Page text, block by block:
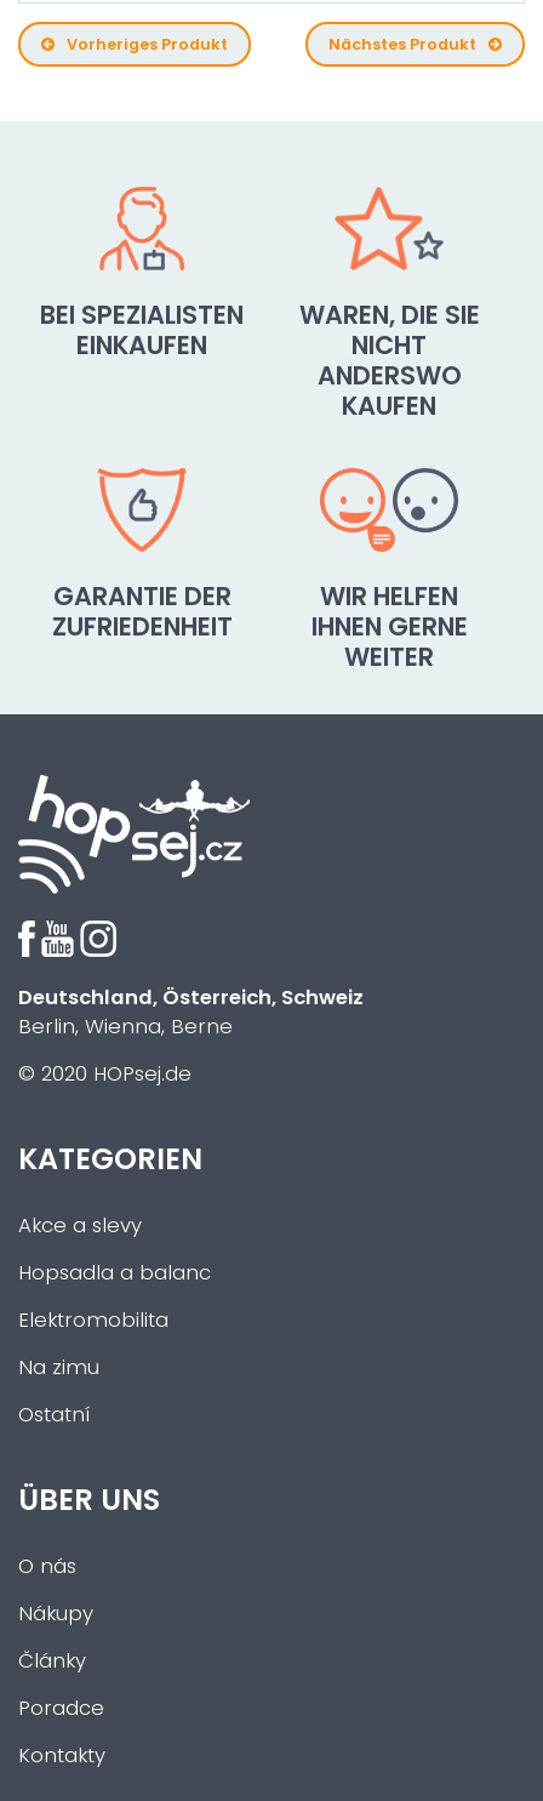
Vorheriges Produkt Nächstes Produkt
BEI SPEZIALISTEN
EINKAUFEN
WAREN, DIE SIE
NICHT
ANDERSWO
KAUFEN
GARANTIE DER
ZUFRIEDENHEIT
WIR HELFEN
IHNEN GERNE
WEITER
Deutschland, Österreich, Schweiz
Berlin, Wienna, Berne
© 2020 HOPsej.de
KATEGORIEN
Akce a slevy
Hopsadla a balanc
Elektromobilita
Na zimu
Ostatní
ÜBER UNS
O nás
Nákupy
Články
Poradce
Kontakty